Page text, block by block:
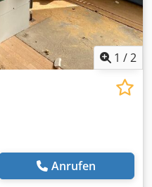
1 /2
Anrufen